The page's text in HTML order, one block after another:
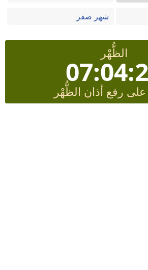
شهر صفر
الظُّهْر
على رفع أذان الظُّهْر